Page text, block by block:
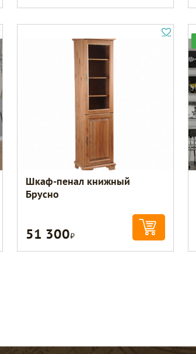
Шкаф-пенал книжный
Брусно
51 300Р